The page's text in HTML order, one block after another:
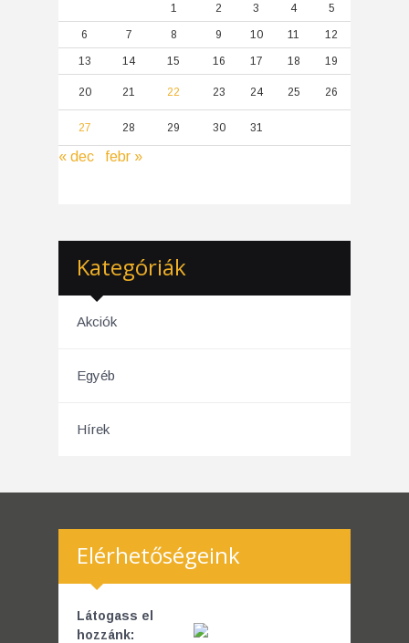
1
2 3 4 5
6 7 8 9 10 11 12
13 14 15 16 17 18 19
20 21 22 23 24 25 26
27 28 29 30 31
« dec febr »
Kategóriák
Akciók
Egyéb
Hírek
Elérhetőségeink
Látogass el
hozzánk: